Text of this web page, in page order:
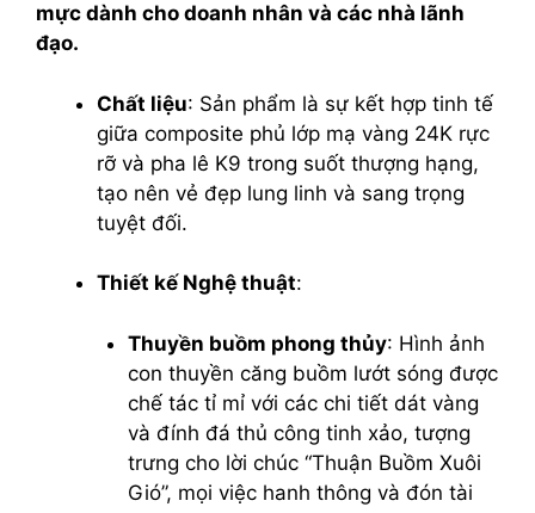
mực dành cho doanh nhân và các nhà lãnh
đạo.
Chất liệu: Sản phẩm là sự kết hợp tinh tế
giữa composite phủ lớp mạ vàng 24K rực
rỡ và pha lê K9 trong suốt thượng hạng,
tạo nên vẻ đẹp lung linh và sang trọng
tuyệt đối.
Thiết kế Nghệ thuật:
Thuyền buồm phong thủy: Hình ảnh
con thuyền căng buồm lướt sóng được
chế tác tỉ mỉ với các chi tiết dát vàng
và đính đá thủ công tinh xảo, tượng
trưng cho lời chúc “Thuận Buồm Xuôi
Gió”, mọi việc hanh thông và đón tài